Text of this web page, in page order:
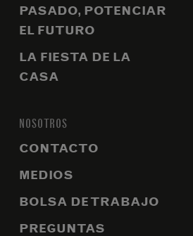
PASADO, POTENCIAR
EL FUTURO
LA FIESTA DE LA
CASA
NOSOTROS
CONTACTO
MEDIOS
BOLSA DE TRABAJO
PREGUNTAS